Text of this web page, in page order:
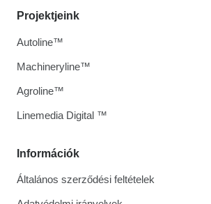
Információk
Általános szerződési feltételek
Projektjeink
Autoline™
Machineryline™
Agroline™
Linemedia Digital ™